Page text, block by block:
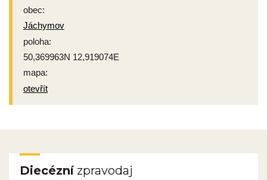
obec:
Jáchymov
poloha:
50,369963N 12,919074E
mapa:
otevřít
Diecéznízpravodaj